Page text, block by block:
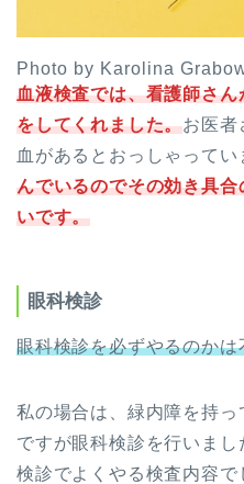
Photo by Karolina
血液検査では、看護師さ
をしてくれました。お医者
血があるとおっしゃってい
んでいるのでその効き具
いです。
眼科検診
眼科検診を必ずやるのかは
私の場合は、緑内障を持
ですが眼科検診を行いま
検診でよくやる検査内容で